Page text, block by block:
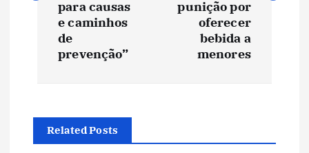
ç
para causas
e caminhos
de
prevenção”
punição por
oferecer
bebida a
menores
Related Posts